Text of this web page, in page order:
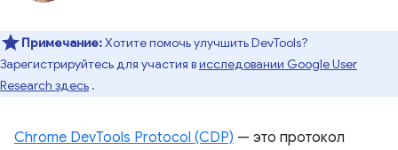
Примечание:Хотите помочь улучшить DevTools?
Зарегистрируйтесь для участия висследовании Google User
Research здесь .
Chrome DevTools Protocol (CDP) — это протокол